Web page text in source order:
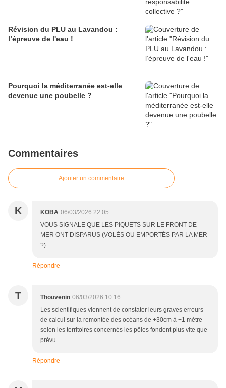
Révision du PLU au Lavandou :
l’épreuve de l'eau !
Pourquoi la méditerranée est-elle
devenue une poubelle ?
Commentaires
Ajouter un commentaire
K KOBA 06/03/2026 22:05
VOUS SIGNALE QUE LES PIQUETS SUR LE FRONT DE
MER ONT DISPARUS (VOLÉS OU EMPORTÉS PAR LA MER
?)
Répondre
T Thouvenin 06/03/2026 10:16
Les scientifiques viennent de constater leurs graves erreurs
de calcul sur la remontée des océans de +30cm à +1 mètre
selon les territoires concernés les pôles fondent plus vite que
prévu
Répondre